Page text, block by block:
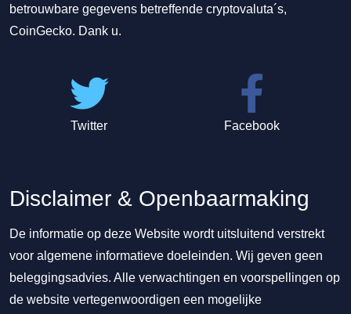
betrouwbare gegevens betreffende cryptovaluta´s,
CoinGecko. Dank u.
Twitter Facebook
Disclaimer & Openbaarmaking
De informatie op deze Website wordt uitsluitend verstrekt
voor algemene informatieve doeleinden. Wij geven geen
beleggingsadvies. Alle verwachtingen en voorspellingen op
de website vertegenwoordigen een mogelijke